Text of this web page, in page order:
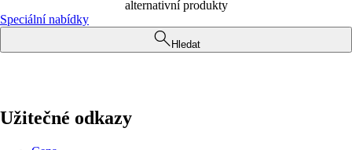
alternativní produkty
Speciální nabídky
Hledat
Užitečné odkazy